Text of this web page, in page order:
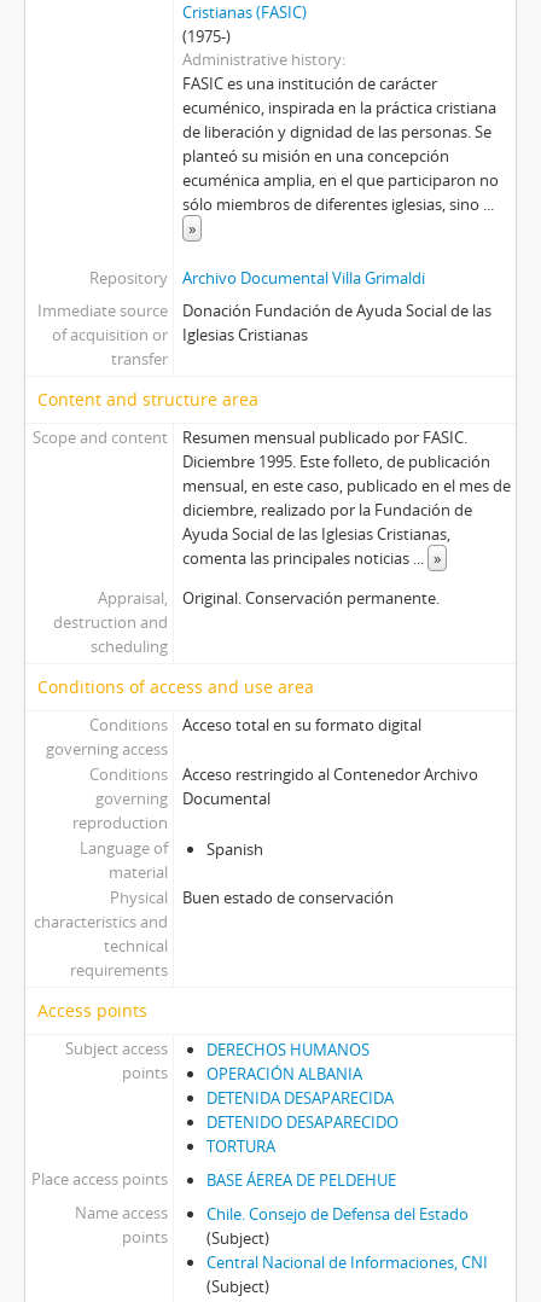
Cristianas (FASIC)
(1975-)
Administrative history
FASIC es una institución de carácter
ecuménico, inspirada en la práctica cristiana
de liberación y dignidad de las personas. Se
planteó su misión en una concepción
ecuménica amplia, en el que participaron no
sólo miembros de diferentes iglesias, sino ...
»
Repository
Archivo Documental Villa Grimaldi
Immediate source
of acquisition or
transfer
Donación Fundación de Ayuda Social de las
Iglesias Cristianas
Content and structure area
Scope and content
Resumen mensual publicado por FASIC.
Diciembre 1995. Este folleto, de publicación
mensual, en este caso, publicado en el mes de
diciembre, realizado por la Fundación de
Ayuda Social de las Iglesias Cristianas,
comenta las principales noticias ... »
Appraisal,
destruction and
scheduling
Original. Conservación permanente.
Conditions of access and use area
Conditions
governing access
Acceso total en su formato digital
Conditions
governing
reproduction
Acceso restringido al Contenedor Archivo
Documental
Language of
material
Spanish
Physical
characteristics and
technical
requirements
Buen estado de conservación
Access points
Subject access
points
DERECHOS HUMANOS
OPERACIÓN ALBANIA
DETENIDA DESAPARECIDA
DETENIDO DESAPARECIDO
TORTURA
Place access points
BASE ÁEREA DE PELDEHUE
Name access
points
Chile. Consejo de Defensa del Estado
(Subject)
Central Nacional de Informaciones, CNI
(Subject)